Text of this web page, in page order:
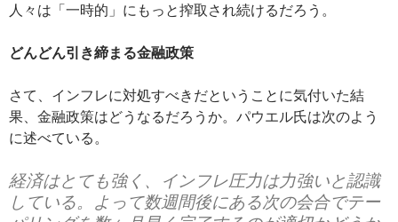
人々は「一時的」にもっと搾取され続けるだろう。
どんどん引き締まる金融政策
さて、インフレに対処すべきだということに気付いた結
果、金融政策はどうなるだろうか。パウエル氏は次のよう
に述べている。
経済はとても強く、インフレ圧力は力強いと認識
している。よって数週間後にある次の会合でテー